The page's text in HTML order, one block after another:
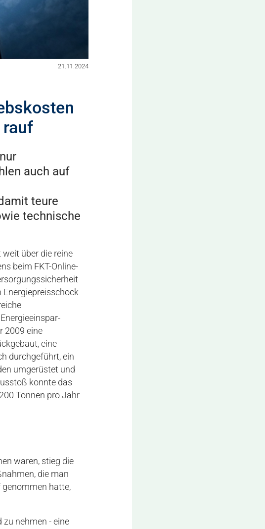
21.11.2024
auch auf
teure
technische
über die reine
beim FKT-Online-
Energiepreisschock
2009 eine
eine
durchgeführt, ein
umgerüstet und
konnte das
Tonnen pro Jahr
waren, stieg die
die man
genommen hatte,
zu nehmen - eine